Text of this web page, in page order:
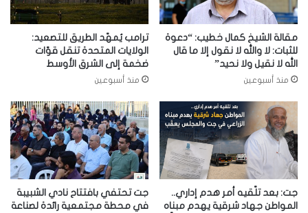
مقالة الشيخ كمال خطيب: “دعوة
للثبات: لا والله لا نقول إلا ما قال
الله لا نقيل ولا نحيد”
منذ أسبوعين
ترامب يُمهّد الطريق للتصعيد:
الولايات المتحدة تنقل قوّات
ضخمة إلى الشرق الأوسط
منذ أسبوعين
جت: بعد تلّقيه أمر هدم إداري..
المواطن جهاد شرقية يهدم مبناه
جت تحتفي بافتتاح نادي الشبيبة
في محطة مجتمعية رائدة لصناعة